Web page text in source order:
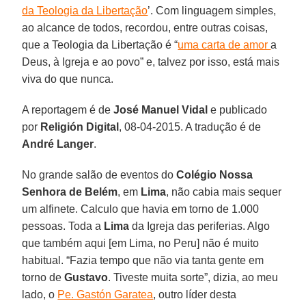
da Teologia da Libertação’. Com linguagem simples,
ao alcance de todos, recordou, entre outras coisas,
que a Teologia da Libertação é “uma carta de amora
Deus, à Igreja e ao povo” e, talvez por isso, está mais
viva do que nunca.
A reportagem é deJosé Manuel Vidal e publicado
por Religión Digital , 08-04-2015. A tradução é de
André Langer.
No grande salão de eventos doColégio Nossa
Senhora de Belém, em Lima, não cabia mais sequer
um alfinete. Calculo que havia em torno de 1.000
pessoas. Toda a Lima da Igreja das periferias. Algo
que também aqui [em Lima, no Peru] não é muito
habitual. “Fazia tempo que não via tanta gente em
torno deGustavo. Tiveste muita sorte”, dizia, ao meu
lado, o Pe. Gastón Garatea, outro líder desta